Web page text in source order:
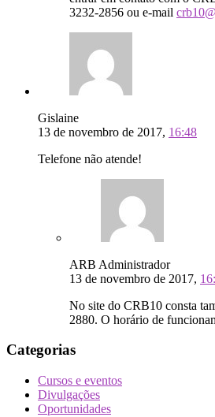
3232-2856 ou e-mail
Gislaine
13 de novembro de 2017, 16:48
Telefone não atende!
ARB Administrador
13 de novembro de 2017,
No site do CRB10 consta
2880. O horário de
Categorias
Cursos e eventos
Divulgações
Oportunidades